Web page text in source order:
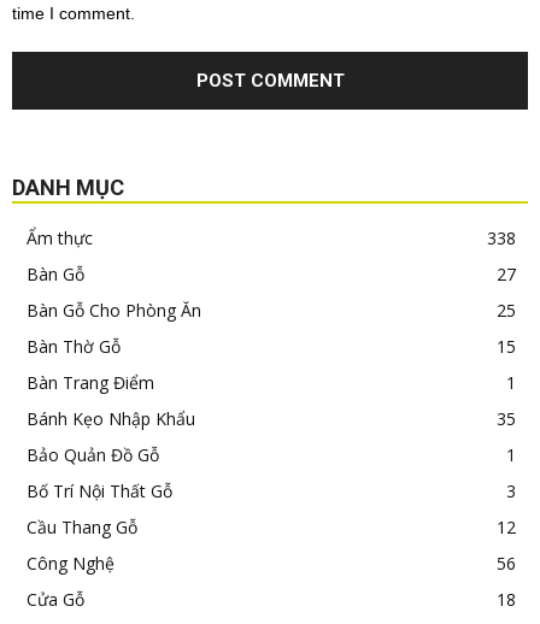
time I comment.
DANH MỤC
Ẩm thực
338
Bàn Gỗ
27
Bàn Gỗ Cho Phòng Ăn
25
Bàn Thờ Gỗ
15
Bàn Trang Điểm
1
Bánh Kẹo Nhập Khẩu
35
Bảo Quản Đồ Gỗ
1
Bố Trí Nội Thất Gỗ
3
Cầu Thang Gỗ
12
Công Nghệ
56
Cửa Gỗ
18